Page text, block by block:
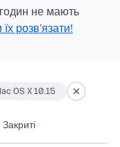
не мають
розв'язати!
OS X 10.15
Закриті